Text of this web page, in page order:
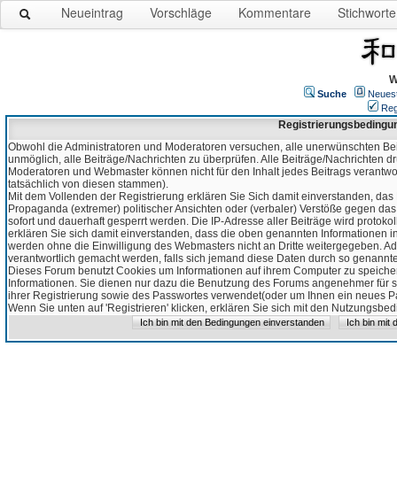
Neueintrag Vorschläge Kommentare Stichworte
Suche
Obwohl die Administratoren und Moderatoren versuchen, alle unerwünschten
unmöglich, alle Beiträge/Nachrichten zu überprüfen. Alle Beiträge/Nachrichten
Moderatoren und Webmaster können nicht für den Inhalt jedes Beitrags
tatsächlich von diesen stammen).
Mit dem Vollenden der Registrierung erklären Sie Sich damit einverstanden,
Propaganda (extremer) politischer Ansichten oder (verbaler) Verstöße gegen
sofort und dauerhaft gesperrt werden. Die IP-Adresse aller Beiträge wird
erklären Sie sich damit einverstanden, dass die oben genannten Informationen
werden ohne die Einwilligung des Webmasters nicht an Dritte weitergegeben.
verantwortlich gemacht werden, falls sich jemand diese Daten durch so
Dieses Forum benutzt Cookies um Informationen auf ihrem Computer zu
Informationen. Sie dienen nur dazu die Benutzung des Forums angenehmer
ihrer Registrierung sowie des Passwortes verwendet(oder um Ihnen ein neues
Wenn Sie unten auf 'Registrieren' klicken, erklären Sie sich mit den